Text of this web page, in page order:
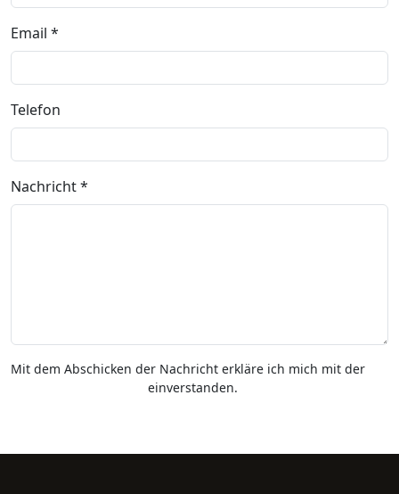
Email *
Telefon
Nachricht *
Mit dem Abschicken der Nachricht erkläre ich mich mit der
einverstanden.